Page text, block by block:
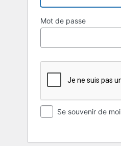
Mot de passe
Se souvenir de moi